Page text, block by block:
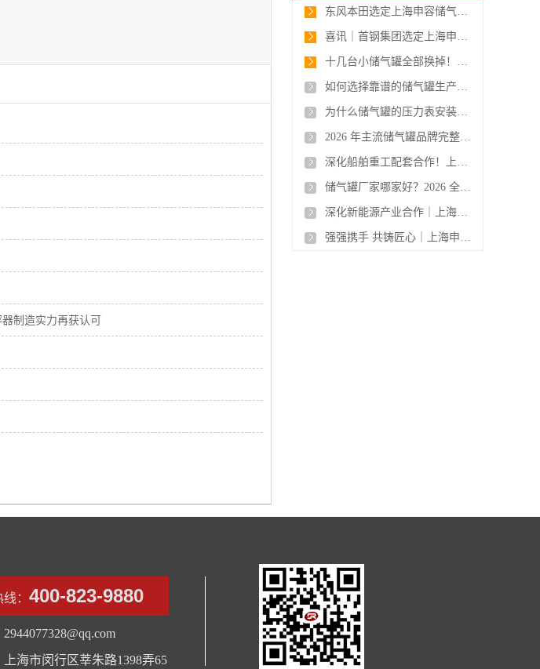
制造实力再获认可
东风本田选定上海申容储气罐，高品质压力容器助力汽车智造升级
喜讯｜首钢集团选定上海申容 50 立方高品质储气罐，携手筑牢工业供气保障防线
十几台小储气罐全部换掉！维达纸业选用申容 10 立方大罐，管理省心、安全升级！
如何选择靠谱的储气罐生产厂家
为什么储气罐的压力表安装在储气罐上必须用三通旋塞阀？
2026 年主流储气罐品牌完整分类清单
深化船舶重工配套合作！上海申容储气罐批量交付沪东中华造船集团，2026 高端压力容器制造实力再获认可
储气罐厂家哪家好？2026 全面落地 GB150-2024 新国标，申容成行业合规标杆
深化新能源产业合作｜上海申容一批高品质储气罐发往广西比亚迪
强强携手 共铸匠心｜上海申容高品质不锈钢储气罐成功交付承德钢铁
： 400-823-9880
海市闵行区莘朱路1398弄65